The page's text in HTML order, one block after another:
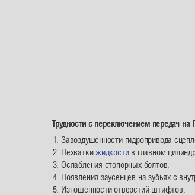
Трудности с переключением передач на
Завоздушенности гидропривода
Нехваткижидкостив главном
Ослабления стопорных болтов;
Появления заусенцев на зубьях с
Изношенности отверстий штифтов.